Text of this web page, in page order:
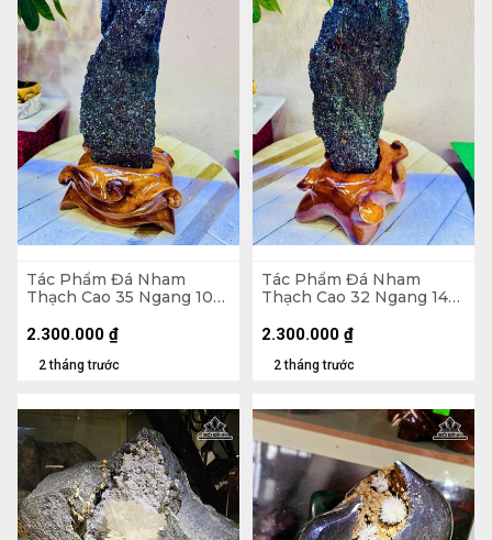
Tác Phẩm Đá Nham
Thạch Cao 35 Ngang 10
2 tháng trước
2.300.000 ₫
Tác Phẩm Đá Nham
Thạch Cao 32 Ngang 14
2 tháng trước
2.300.000 ₫